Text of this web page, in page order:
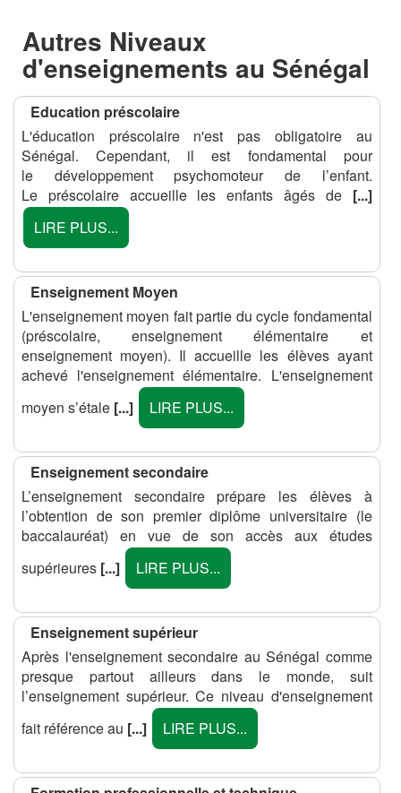
Autres Niveaux
d'enseignements au Sénégal
Education préscolaire
L'éducation préscolaire n'est pas obligatoire au
Sénégal. Cependant, il est fondamental pour
le développement psychomoteur de l’enfant.
Le préscolaire accueille les enfants âgés de [...]
LIRE PLUS...
Enseignement Moyen
L'enseignement moyen fait partie du cycle fondamental
(préscolaire, enseignement élémentaire et
enseignement moyen). Il accueille les élèves ayant
achevé l'enseignement élémentaire. L'enseignement
moyen s’étale [...] LIRE PLUS...
Enseignement secondaire
L’enseignement secondaire prépare les élèves à
l’obtention de son premier diplôme universitaire (le
baccalauréat) en vue de son accès aux études
supérieures [...] LIRE PLUS...
Enseignement supérieur
Après l'enseignement secondaire au Sénégal comme
presque partout ailleurs dans le monde, suit
l’enseignement supérieur. Ce niveau d'enseignement
fait référence au [...] LIRE PLUS...